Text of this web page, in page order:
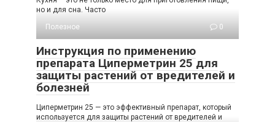
но и для сна. Часто
Полезное
0
Инструкция по применению
препарата Циперметрин 25 для
защиты растений от вредителей и
болезней
Циперметрин 25 — это эффективный препарат, который
используется для защиты растений от вредителей и